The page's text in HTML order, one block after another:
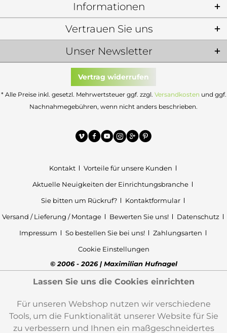
Informationen
Unser Newsletter
Vertrauen Sie uns
Vertrag widerrufen
* Alle Preise inkl. gesetzl. Mehrwertsteuer ggf. zzgl. Versandkosten und ggf.
Nachnahmegebühren, wenn nicht anders beschrieben.
Kontakt
Vorteile für unsere Kunden
Aktuelle Neuigkeiten der Einrichtungsbranche
Sie bitten um Rückruf?
Kontaktformular
Versand / Lieferung / Montage
Bewerten Sie uns!
Datenschutz
Impressum
So bestellen Sie bei uns!
Zahlungsarten
Cookie Einstellungen
© 2006 - 2026 | Maximilian Hufnagel
Lassen Sie uns die Cookies einrichten
Für unseren Webshop nutzen wir verschiedene
Tools, um die Funktionalität unserer Website für Sie
zu verbessern und Ihnen ein maßgeschneidertes